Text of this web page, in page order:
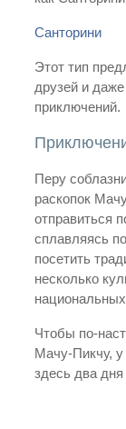
Санторини
Этот тип
друзей и
приключений.
Перу
раскопок
отправиться
сплавляясь
посетить
несколько
Чтобы по-
Мачу-Пикчу, у
здесь два дня